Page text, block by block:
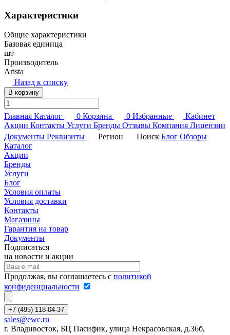
Характеристики
Общие характеристики
Базовая единица
шт
Производитель
Arista
Назад к списку
В корзину
Главная Каталог 0 Корзина 0 Избранные
Кабинет
Акции Контакты Услуги Бренды Отзывы Компания Лицензии
Документы Реквизиты Регион Поиск Блог Обзоры
Каталог
Акции
Бренды
Услуги
Блог
Условия оплаты
Условия доставки
Контакты
Магазины
Гарантия на товар
Документы
Подписаться
на новости и акции
Продолжая, вы соглашаетесь с политикой
конфиденциальности
+7 (495) 118-04-37
sales@ewc.ru
г. Владивосток, БЦ Пасифик, улица Некрасовская, д.36б,